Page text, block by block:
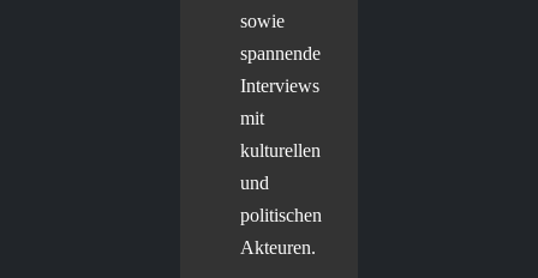
sowie
spannende
Interviews
mit
kulturellen
und
politischen
Akteuren.